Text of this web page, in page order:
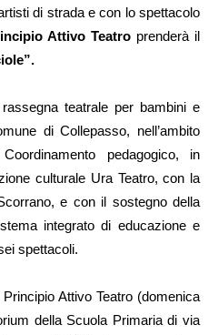
di strada e con lo spettacolo
Attivo Teatro prenderà il
teatrale per bambini e
di Collepasso, nell’ambito
pedagogico, in
culturale Ura Teatro, con la
e con il sostegno della
integrato di educazione e
spettacoli.
Attivo Teatro (domenica
della Scuola Primaria di via